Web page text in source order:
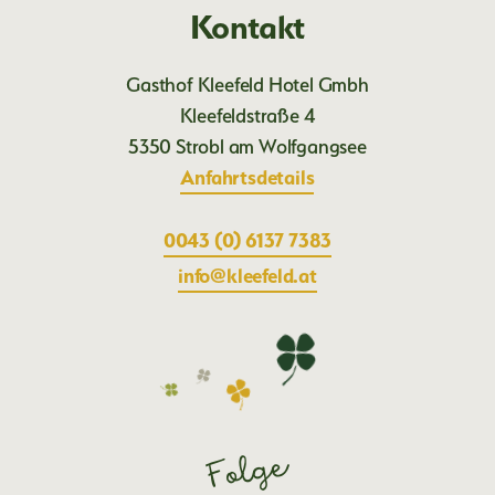
Kontakt
Gasthof Kleefeld Hotel Gmbh
Kleefeldstraße 4
5350 Strobl am Wolfgangsee
Anfahrtsdetails
0043 (0) 6137 7383
ta.dlefeelk@ofni
Folge dem